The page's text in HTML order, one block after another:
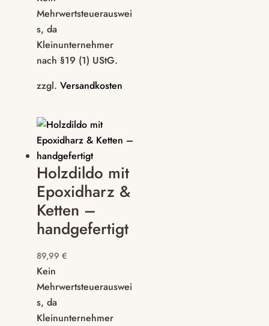
Mehrwertsteuerauswei
s, da
Kleinunternehmer
nach §19 (1) UStG.
zzgl. Versandkosten
Holzdildo mit
Epoxidharz &
Ketten –
handgefertigt
89,99 €
Kein
Mehrwertsteuerauswei
s, da
Kleinunternehmer